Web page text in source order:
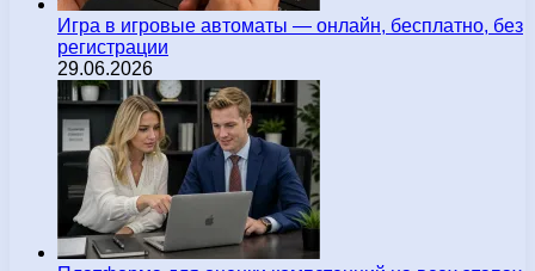
Игра в игровые автоматы — онлайн, бесплатно, без
регистрации
29.06.2026